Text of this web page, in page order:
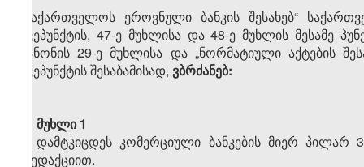
„საქართველოს ეროვნული ბანკის შესახებ“
ქვეპუნქტის, 47-ე მუხლისა და 48-ე მუხლის მესამე
კანონის 29-ე მუხლისა და „ნორმატიული აქტების
ქვეპუნქტის შესაბამისად, ვბრძანებ:
მუხლი 1
დამტკიცდეს კომერციული ბანკების მიერ პილარ
რედაქციით.